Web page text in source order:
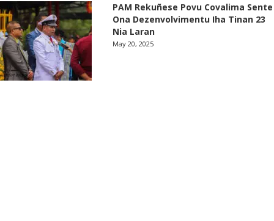
PAM Rekuñese Povu Covalima Sente
Ona Dezenvolvimentu Iha Tinan 23
Nia Laran
May 20, 2025